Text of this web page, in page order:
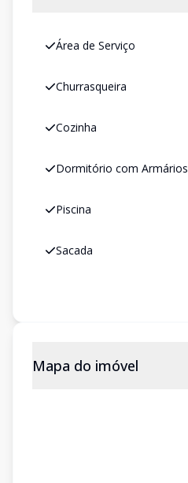
Área de Serviço
Churrasqueira
Cozinha
Dormitório com Armários
Piscina
Sacada
Mapa do imóvel